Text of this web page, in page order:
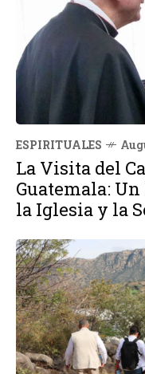
ESPIRITUALES
La Visita del
Guatemala:
la Iglesia y la